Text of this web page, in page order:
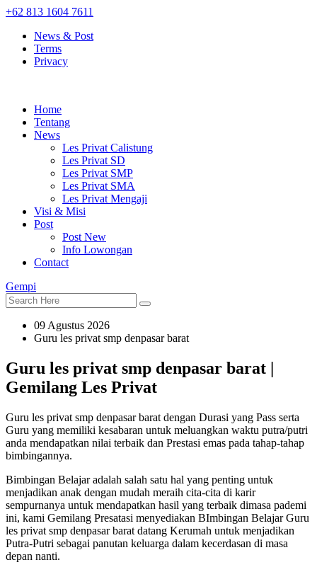
+62 813 1604 7611
News & Post
Terms
Privacy
Home
Tentang
News
Les Privat Calistung
Les Privat SD
Les Privat SMP
Les Privat SMA
Les Privat Mengaji
Visi & Misi
Post
Post New
Info Lowongan
Contact
Gempi
09 Agustus 2026
Guru les privat smp denpasar barat
Guru les privat smp denpasar barat |
Gemilang Les Privat
Guru les privat smp denpasar barat dengan Durasi yang Pass serta
Guru yang memiliki kesabaran untuk meluangkan waktu putra/putri
anda mendapatkan nilai terbaik dan Prestasi emas pada tahap-tahap
bimbingannya.
Bimbingan Belajar adalah salah satu hal yang penting untuk
menjadikan anak dengan mudah meraih cita-cita di karir
sempurnanya untuk mendapatkan hasil yang terbaik dimasa pademi
ini, kami Gemilang Presatasi menyediakan BImbingan Belajar Guru
les privat smp denpasar barat datang Kerumah untuk menjadikan
Putra-Putri sebagai panutan keluarga dalam kecerdasan di masa
depan nanti.